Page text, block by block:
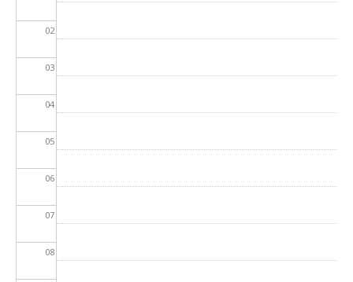
02
03
04
05
06
07
08